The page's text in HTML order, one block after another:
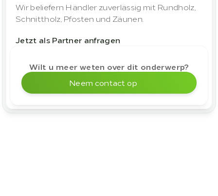
Wir beliefern Händler zuverlässig mit Rundholz,
Schnittholz, Pfosten und Zäunen.
Jetzt als Partner anfragen
Wilt u meer weten over dit onderwerp?
Neem contact op